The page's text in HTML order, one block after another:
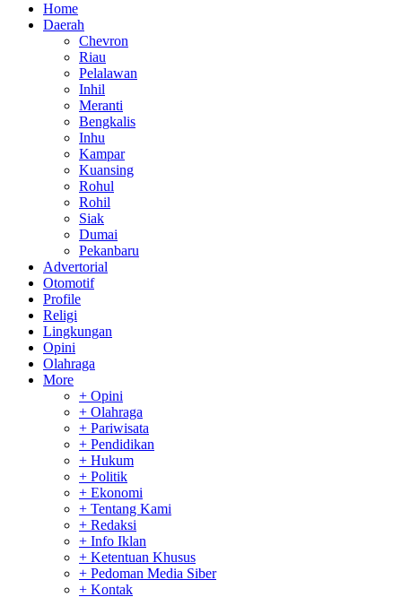
Home
Daerah
Chevron
Riau
Pelalawan
Inhil
Meranti
Bengkalis
Inhu
Kampar
Kuansing
Rohul
Rohil
Siak
Dumai
Pekanbaru
Advertorial
Otomotif
Profile
Religi
Lingkungan
Opini
Olahraga
More
+ Opini
+ Olahraga
+ Pariwisata
+ Pendidikan
+ Hukum
+ Politik
+ Ekonomi
+ Tentang Kami
+ Redaksi
+ Info Iklan
+ Ketentuan Khusus
+ Pedoman Media Siber
+ Kontak